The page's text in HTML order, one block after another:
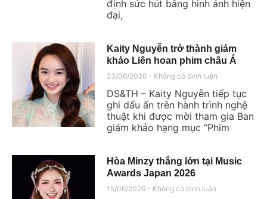
định sức hút bằng hình ảnh hiện
đại,
Kaity Nguyễn trở thành giám
khảo Liên hoan phim châu Á
23/06/2026 Không có bình luận
DS&TH – Kaity Nguyễn tiếp tục
ghi dấu ấn trên hành trình nghệ
thuật khi được mời tham gia Ban
giám khảo hạng mục “Phim
Hòa Minzy thắng lớn tại Music
Awards Japan 2026
15/06/2026 Không có bình luận